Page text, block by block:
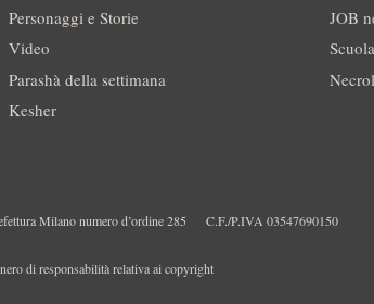
Personaggi e Storie
Video
Parashà della settimana
Kesher
JOB
Scuola
Milano numero d’ordine 285 C.F./P.IVA 03547690150
di responsabilità relativa ai copyright